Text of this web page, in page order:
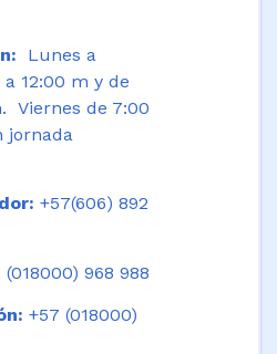
Lunes a
12:00 m y de
Viernes de 7:00
jornada
+57(606) 892
(018000) 968 988
+57 (018000)